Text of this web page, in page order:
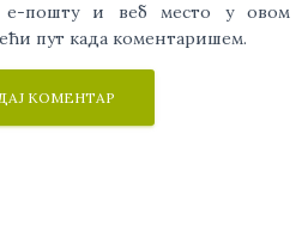
е-пошту и веб место у овом
пут када коментаришем.